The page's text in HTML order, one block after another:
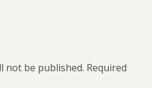
not be published. Required